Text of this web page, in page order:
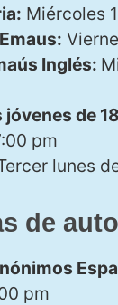
Miércoles
Inglés:
de
pm
lunes
de
pm